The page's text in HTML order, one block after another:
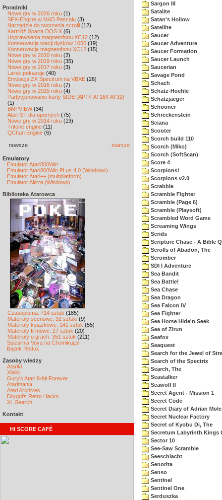
Poradniki
Nowe gry w 2026 roku (1)
SFX-Engine w MAD Pascalu (3)
Narzędzie do tworzenia scrolli (12)
Kartridż Sparta DOS X (6)
Usprawnienia magnetofonu XC12 (12)
Konserwacja stacji dysków 1050 (19)
Konserwacja magnetofonu XC12 (15)
Nowe gry w 2020 roku (2)
Nowe gry w 2019 roku (35)
Nowe gry w 2017 roku (3)
Larek pokazuje (40)
Emulacja ZX Spectrum na VBXE (26)
Nowe gry w 2016 roku (7)
Nowe gry w 2015 roku (4)
Partycjonowanie karty SIDE (APT/FAT16/FAT32)
(1)
BMPVIEW(34)
Atari ST dla opornych (75)
Nowe gry w 2014 roku (19)
Tritone engine (11)
QChan Engine (6)
nowsze starsze
Emulatory
Emulator Atari800Win
Emulator Atari800Win PLus 4.0 (Windows)
Emulator Atari++ (multiplatform)
Emulator Altirra (Windows)
Biblioteka Atarowca
Czasopisma: 714 sztuk (185)
Materiały scenowe: 32 sztuki (9)
Materiały książkowe: 141 sztuk (55)
Materiały firmowe: 27 sztuk (20)
Materiały o grach: 351 sztuk (211)
Spiżarnia Voya na Chomikuj.pl
Bajtek Redux
Zasoby wiedzy
Atariki
XWiki
Gury's Atari 8-bit Forever
Atarimania
Atari Archives
Drygol's Retro Hacks
XL Search
Kontakt
HI SCORE CAFÉ
Sargon III
Satalite
Satan's Hollow
Satellite
Saucer
Saucer Adventure
Saucer Formation
Saucer Launch
Saucerian
Savage Pond
Schach
Schatz-Hoehle
Schatzjaeger
Schooner
Schreckenstein
Sciana
Scooter
Scorch build 110
Scorch (Miko)
Scorch (SoftScan)
Score 4
Scorpions!
Scorpions v2.0
Scrabble
Scramble Fighter
Scramble (Page 6)
Scramble (Playsoft)
Scrambled Word Game
Screaming Wings
Scrids
Scripture Chase - A Bible
Scrolls of Abadon, The
Scromber
SDI I Adventure
Sea Bandit
Sea Battle!
Sea Chase
Sea Dragon
Sea Falcon IV
Sea Fighter
Sea Horse Hide'n Seek
Sea of Zirun
Seafox
Seaquest
Search for the Jewel of
Search of the Spectrix
Search, The
Seastalker
Seawolf II
Secret Agent - Mission 1
Secret Code
Secret Diary of Adrian
Secret Nuclear Factory
Secret of Kyobu Di, The
Secretum Labyrinth Kings
Sector 10
See-Saw Scramble
Seeschlacht
Senorita
Senso
Sentinel
Sentinel One
Serduszka